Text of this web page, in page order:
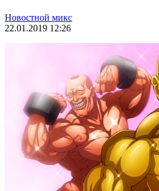
Новостной микс
22.01.2019 12:26